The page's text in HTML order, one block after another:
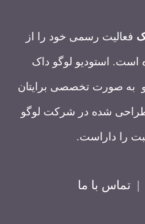
فعالیت رسمی خود را از
کرده است. استودیو لوگو داک
به صورت تخصصی برایتان
طراحی شده در شرکت لوگو
را داراست.
| تماس با ما